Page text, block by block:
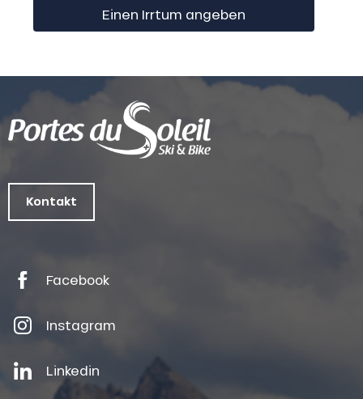
Einen Irrtum angeben
Kontakt
Facebook
Instagram
Linkedin